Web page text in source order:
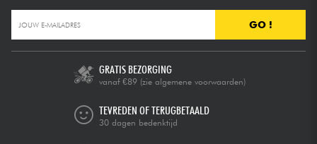
GO !
GRATIS BEZORGING
vanaf €89 (zie algemene voorwaarden)
TEVREDEN OF TERUGBETAALD
30 dagen bedenktijd